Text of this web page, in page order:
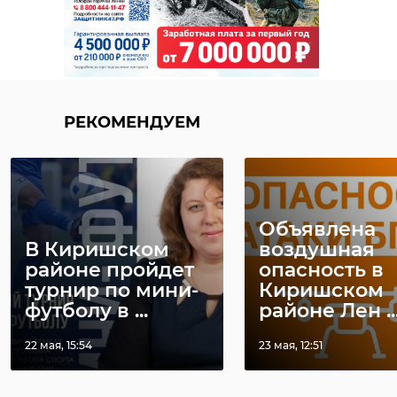
РЕКОМЕНДУЕМ
В Киришском
районе пройдет
турнир по мини-
футболу в ...
22 мая, 15:54
Объявлена
воздушная
опасность в
Киришском
районе Лен
23 мая, 12:51
поселений и
жителей подарками
к юбилейной дате.
грантом губернатора
области",
- подчеркнул
губернатор.
Проект реализует АНО "Синергия
Сердец" при поддержке гранта
губернатора Ленинградской
области. Он объединит жителей
всех муниципальных районов и